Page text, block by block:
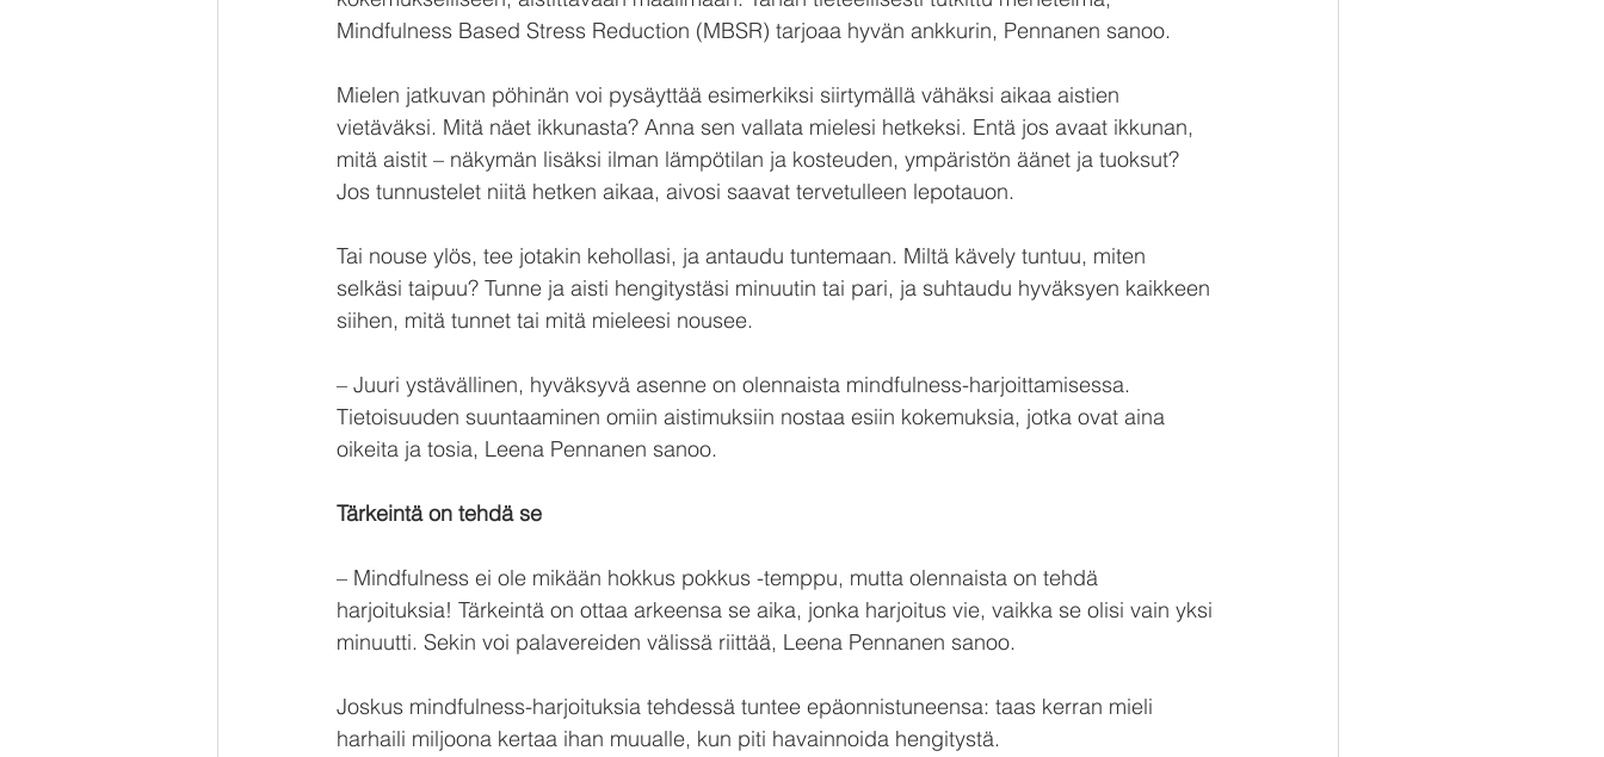
Mindfulness Based Stress Reduction (MBSR) tarjoaa hyvän ankkurin, Pennanen sanoo.
Mielen jatkuvan pöhinän voi pysäyttää esimerkiksi siirtymällä vähäksi aikaa aistien
vietäväksi. Mitä näet ikkunasta? Anna sen vallata mielesi hetkeksi. Entä jos avaat ikkunan,
mitä aistit – näkymän lisäksi ilman lämpötilan ja kosteuden, ympäristön äänet ja tuoksut?
Jos tunnustelet niitä hetken aikaa, aivosi saavat tervetulleen lepotauon.
Tai nouse ylös, tee jotakin kehollasi, ja antaudu tuntemaan. Miltä kävely tuntuu, miten
selkäsi taipuu? Tunne ja aisti hengitystäsi minuutin tai pari, ja suhtaudu hyväksyen kaikkeen
siihen, mitä tunnet tai mitä mieleesi nousee.
– Juuri ystävällinen, hyväksyvä asenne on olennaista mindfulness-harjoittamisessa.
Tietoisuuden suuntaaminen omiin aistimuksiin nostaa esiin kokemuksia, jotka ovat aina
oikeita ja tosia, Leena Pennanen sanoo.
Tärkeintä on tehdä se
– Mindfulness ei ole mikään hokkus pokkus -temppu, mutta olennaista on tehdä
harjoituksia! Tärkeintä on ottaa arkeensa se aika, jonka harjoitus vie, vaikka se olisi vain yksi
minuutti. Sekin voi palavereiden välissä riittää, Leena Pennanen sanoo.
Joskus mindfulness-harjoituksia tehdessä tuntee epäonnistuneensa: taas kerran mieli
harhaili miljoona kertaa ihan muualle, kun piti havainnoida hengitystä.